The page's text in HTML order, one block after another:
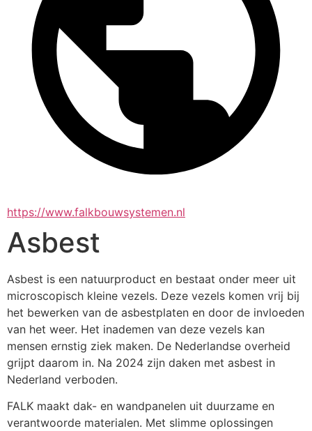
https://www.falkbouwsystemen.nl
Asbest
Asbest is een natuurproduct en bestaat onder meer uit
microscopisch kleine vezels. Deze vezels komen vrij bij
het bewerken van de asbestplaten en door de invloeden
van het weer. Het inademen van deze vezels kan
mensen ernstig ziek maken. De Nederlandse overheid
grijpt daarom in. Na 2024 zijn daken met asbest in
Nederland verboden.
FALK maakt dak- en wandpanelen uit duurzame en
verantwoorde materialen. Met slimme oplossingen